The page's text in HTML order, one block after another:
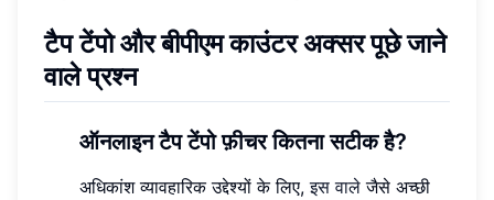
टैप टेंपो और बीपीएम काउंटर अक्सर पूछे जाने
वाले प्रश्न
ऑनलाइन टैप टेंपो फ़ीचर कितना सटीक है?
अधिकांश व्यावहारिक उद्देश्यों के लिए,इस वाले जैसे अच्छी